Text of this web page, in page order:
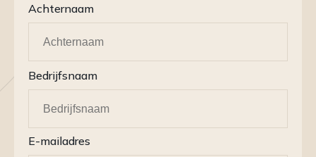
Achternaam
Bedrijfsnaam
E-mailadres